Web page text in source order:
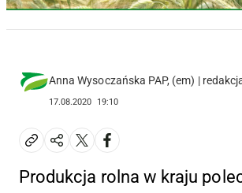
Anna Wysoczańska PAP, (em) |
17.08.2020 19:10
Produkcja rolna w kraju